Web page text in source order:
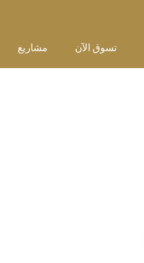
مشاريع تسوق الآن